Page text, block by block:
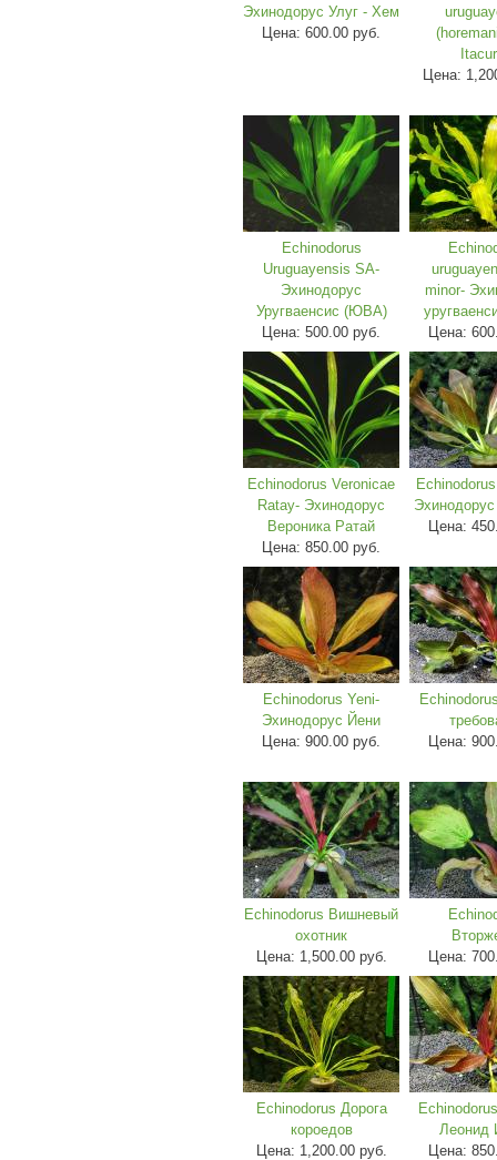
Эхинодорус Улуг - Хем
Цена:600.00 руб.
Цена:
Echinodorus
Uruguayensis SA-
Эхинодорус
Уругваенсис (ЮВА)
Цена:500.00 руб.
minor-
Цена:
Echinodorus Veronicae
Ratay- Эхинодорус
Вероника Ратай
Цена:850.00 руб.
Цена:
Echinodorus Yeni-
Эхинодорус Йени
Цена:900.00 руб.
Цена:
Echinodorus Вишневый
охотник
Цена: 1,500.00 руб.
Цена:
Echinodorus Дорога
короедов
Цена: 1,200.00 руб.
Леонид
Цена: